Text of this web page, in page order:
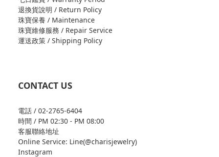
退換貨說明 / Return Policy
珠寶保養 / Maintenance
珠寶維修服務 / Repair Service
運送政策 / Shipping Policy
CONTACT US
電話 / 02-2765-6404
時間 / PM 02:30 - PM 08:00
客服聯絡地址
Online Service: Line(@charisjewelry)
Instagram